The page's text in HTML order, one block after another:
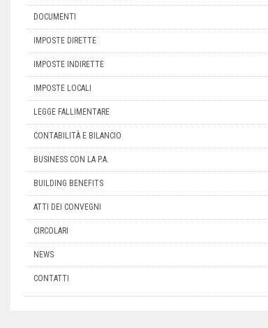
DOCUMENTI
IMPOSTE DIRETTE
IMPOSTE INDIRETTE
IMPOSTE LOCALI
LEGGE FALLIMENTARE
CONTABILITÀ E BILANCIO
BUSINESS CON LA P.A.
BUILDING BENEFITS
ATTI DEI CONVEGNI
CIRCOLARI
NEWS
CONTATTI